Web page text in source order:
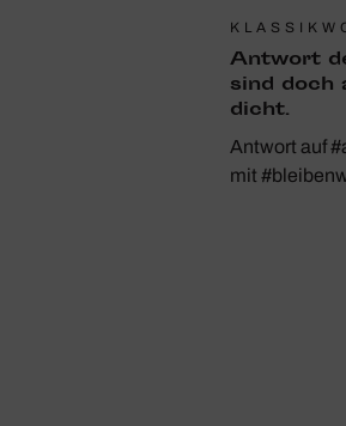
Antwort
sind doch
dicht.
Antwort auf
mit